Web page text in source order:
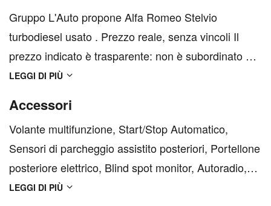
Gruppo L'Auto propone Alfa Romeo Stelvio
turbodiesel usato . Prezzo reale, senza vincoli Il
prezzo indicato è trasparente: non è subordinato a
finanziamenti, polizze o servizi accessori. L’unica
importo varia in base alla provincia di residenz...
LEGGI DI PIÙ
Accessori
Volante multifunzione, Start/Stop Automatico,
Sensori di parcheggio assistito posteriori, Portellone
posteriore elettrico, Blind spot monitor, Autoradio,
Sensore di pioggia, USB, Climatizzatore,
LEGGI DI PIÙ